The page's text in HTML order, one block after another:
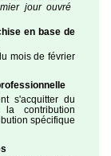
jour ouvré
en base de
mois de février
s'acquitter du
contribution
spécifique